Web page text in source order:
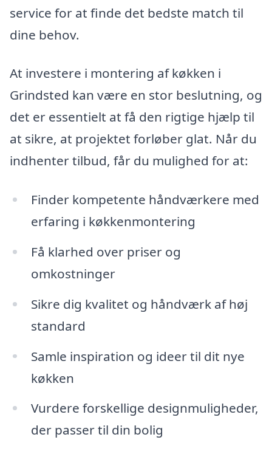
service for at finde det bedste match til
dine behov.
At investere i montering af køkken i
Grindsted kan være en stor beslutning, og
det er essentielt at få den rigtige hjælp til
at sikre, at projektet forløber glat. Når du
indhenter tilbud, får du mulighed for at:
Finder kompetente håndværkere med
erfaring i køkkenmontering
Få klarhed over priser og
omkostninger
Sikre dig kvalitet og håndværk af høj
standard
Samle inspiration og ideer til dit nye
køkken
Vurdere forskellige designmuligheder,
der passer til din bolig